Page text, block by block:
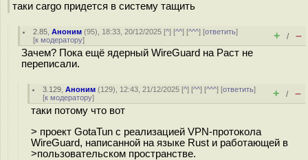
таки cargo придется в систему тащить
2.85 ,Аноним (95), 18:33, 20/12/2025 [^] [^^] [^^^] [ответить]
[к модератору] + / –
Зачем? Пока ещё ядерный WireGuard на Раст не
переписали.
3.129 ,Аноним (129), 12:43, 21/12/2025 [^] [^^] [^^^] [ответить]
[к модератору] + / –
таки потому что вот
> проект GotaTun с реализацией VPN-протокола
WireGuard, написанной на языке Rust и работающей в
>пользовательском пространстве.